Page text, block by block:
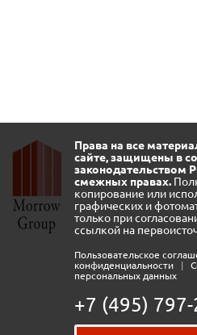
Права на все
сайте, защищены в
законодательством
смежных правах.
копирование или
графических и
только при
ссылкой на
Пользовательское
конфиденциальности
|
персональных данных
+7 (495)